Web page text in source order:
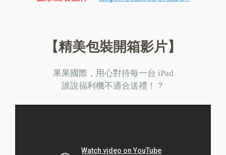
【精美包裝開箱影片】
果果國際，用心對待每一台 iPad
誰說福利機不適合送禮！？